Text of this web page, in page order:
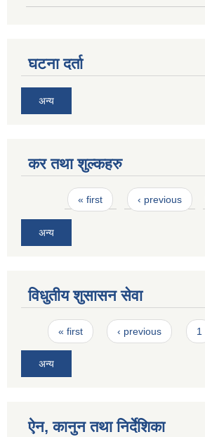
घटना दर्ता
अन्य
कर तथा शुल्कहरु
Pages« first ‹ previous
अन्य
विधुतीय शुसासन सेवा
Pages
« first ‹ previous 1
अन्य
ऐन, कानुन तथा निर्देशिका